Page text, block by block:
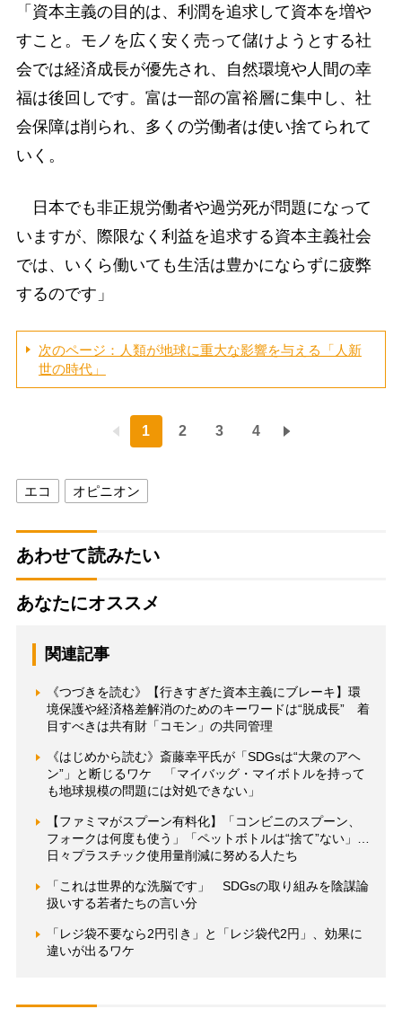
「資本主義の目的は、利潤を追求して資本を増や
すこと。モノを広く安く売って儲けようとする社
会では経済成長が優先され、自然環境や人間の幸
福は後回しです。富は一部の富裕層に集中し、社
会保障は削られ、多くの労働者は使い捨てられて
いく。
日本でも非正規労働者や過労死が問題になって
いますが、際限なく利益を追求する資本主義社会
では、いくら働いても生活は豊かにならずに疲弊
するのです」
次のページ：人類が地球に重大な影響を与える「人新
世の時代」
1 2 3 4
エコ オピニオン
あわせて読みたい
あなたにオススメ
関連記事
《つづきを読む》【行きすぎた資本主義にブレーキ】環
境保護や経済格差解消のためのキーワードは“脱成長” 着
目すべきは共有財「コモン」の共同管理
《はじめから読む》斎藤幸平氏が「SDGsは“大衆のアヘ
ン”」と断じるワケ 「マイバッグ・マイボトルを持って
も地球規模の問題には対処できない」
【ファミマがスプーン有料化】「コンビニのスプーン、
フォークは何度も使う」「ペットボトルは“捨て”ない」…
日々プラスチック使用量削減に努める人たち
「これは世界的な洗脳です」 SDGsの取り組みを陰謀論
扱いする若者たちの言い分
「レジ袋不要なら2円引き」と「レジ袋代2円」、効果に
違いが出るワケ